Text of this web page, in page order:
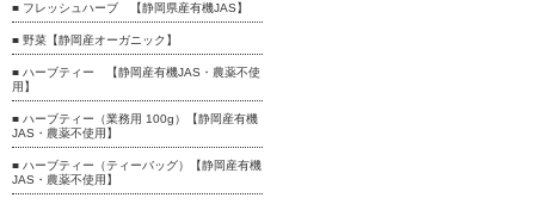
■ フレッシュハーブ 【静岡県産有機JAS】
■ 野菜【静岡産オーガニック】
■ ハーブティー 【静岡産有機JAS・農薬不使
用】
■ ハーブティー（業務用 100g）【静岡産有機
JAS・農薬不使用】
■ ハーブティー（ティーバッグ）【静岡産有機
JAS・農薬不使用】